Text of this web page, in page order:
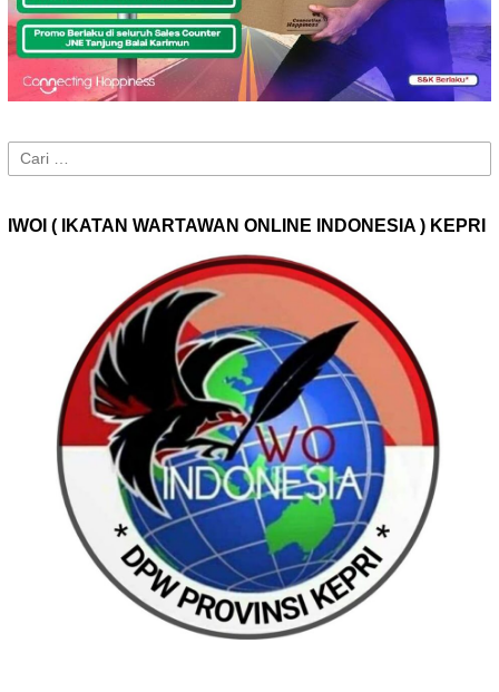
Cari
untuk:
IWOI ( IKATAN WARTAWAN ONLINE INDONESIA ) KEPRI